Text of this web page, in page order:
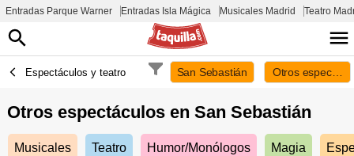
Entradas Parque Warner Entradas Isla Mágica Musicales Madrid Teatro
Espectáculos y teatro San Sebastián Otros
Otros espectáculos en San Sebastián
Musicales Teatro Humor/Monólogos Magia